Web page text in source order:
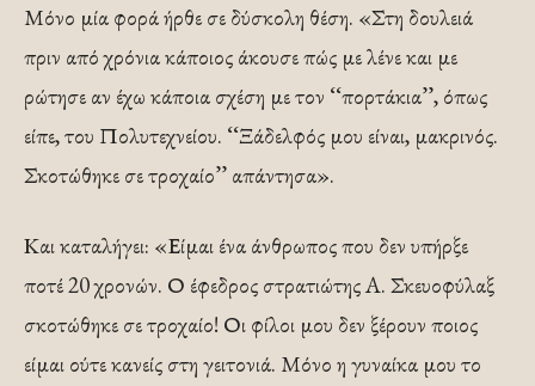
Μόνο μία φορά ήρθε σε δύσκολη θέση. «Στη δουλειά
πριν από χρόνια κάποιος άκουσε πώς με λένε και με
ρώτησε αν έχω κάποια σχέση με τον ‘‘πορτάκια’’, όπως
είπε, του Πολυτεχνείου. ‘‘Ξάδελφός μου είναι, μακρινός.
Σκοτώθηκε σε τροχαίο’’ απάντησα».
Και καταλήγει: «Είμαι ένα άνθρωπος που δεν υπήρξε
ποτέ 20 χρονών. Ο έφεδρος στρατιώτης A. Σκευοφύλαξ
σκοτώθηκε σε τροχαίο! Οι φίλοι μου δεν ξέρουν ποιος
είμαι ούτε κανείς στη γειτονιά. Μόνο η γυναίκα μου το